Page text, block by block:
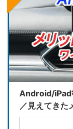
Android/iPad
／見えてきた